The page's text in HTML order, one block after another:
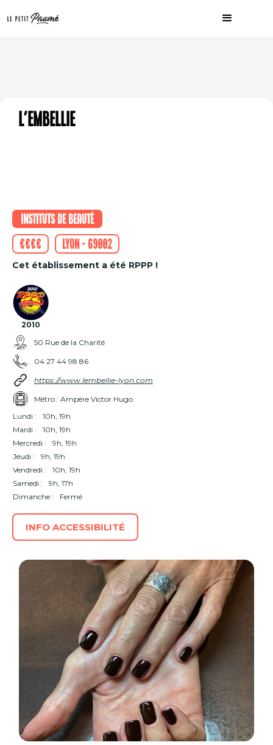
L'Embellie
Instituts de beauté
€€€€
Lyon - 69002
Cet établissement a été RPPP !
2010
50 Rue de la Charité
04 27 44 98 86
https://www.lembellie-lyon.com
Métro : Ampère Victor Hugo
Lundi :
10h, 19h
Mardi :
10h, 19h
Mercredi :
9h, 19h
Jeudi :
9h, 19h
Vendredi :
10h, 19h
Samedi :
9h, 17h
Dimanche :
Fermé
INFO ACCESSIBILITÉ